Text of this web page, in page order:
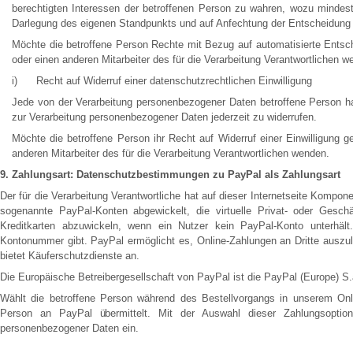
berechtigten Interessen der betroffenen Person zu wahren, wozu
Darlegung des eigenen Standpunkts und auf Anfechtung der
Möchte die betroffene Person Rechte mit Bezug auf automatisierte
oder einen anderen Mitarbeiter des für die Verarbeitung Verantwortlichen
i) Recht auf Widerruf einer datenschutzrechtlichen Einwilligung
Jede von der Verarbeitung personenbezogener Daten betroffene
zur Verarbeitung personenbezogener Daten jederzeit zu widerrufen.
Möchte die betroffene Person ihr Recht auf Widerruf einer Einwilligung
anderen Mitarbeiter des für die Verarbeitung Verantwortlichen wenden.
9. Zahlungsart: Datenschutzbestimmungen zu PayPal als Zahlungsart
Der für die Verarbeitung Verantwortliche hat auf dieser Internetseite
sogenannte PayPal-Konten abgewickelt, die virtuelle Privat- oder
Kreditkarten abzuwickeln, wenn ein Nutzer kein PayPal-Konto
Kontonummer gibt. PayPal ermöglicht es, Online-Zahlungen an Dritte
bietet Käuferschutzdienste an.
Die Europäische Betreibergesellschaft von PayPal ist die PayPal (Europe)
Wählt die betroffene Person während des Bestellvorgangs in unserem
Person an PayPal übermittelt. Mit der Auswahl dieser
personenbezogener Daten ein.